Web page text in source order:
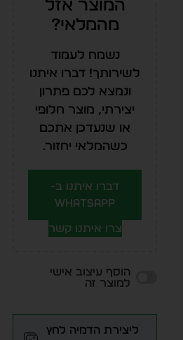
המוצר אזל
מהמלאי?
נשמח לעמוד
לשירותך! דברו איתנו
ונמצא לכם פתרון
יצירתי, מוצר חלופי
או שנעדכן אתכם
כשהמלאי יחזור.
דברו איתנו ב-
WhatsApp
צרו איתנו קשר
הוסף עיצוב אישי
למוצר זה
ליצירת הדמיה לחץ